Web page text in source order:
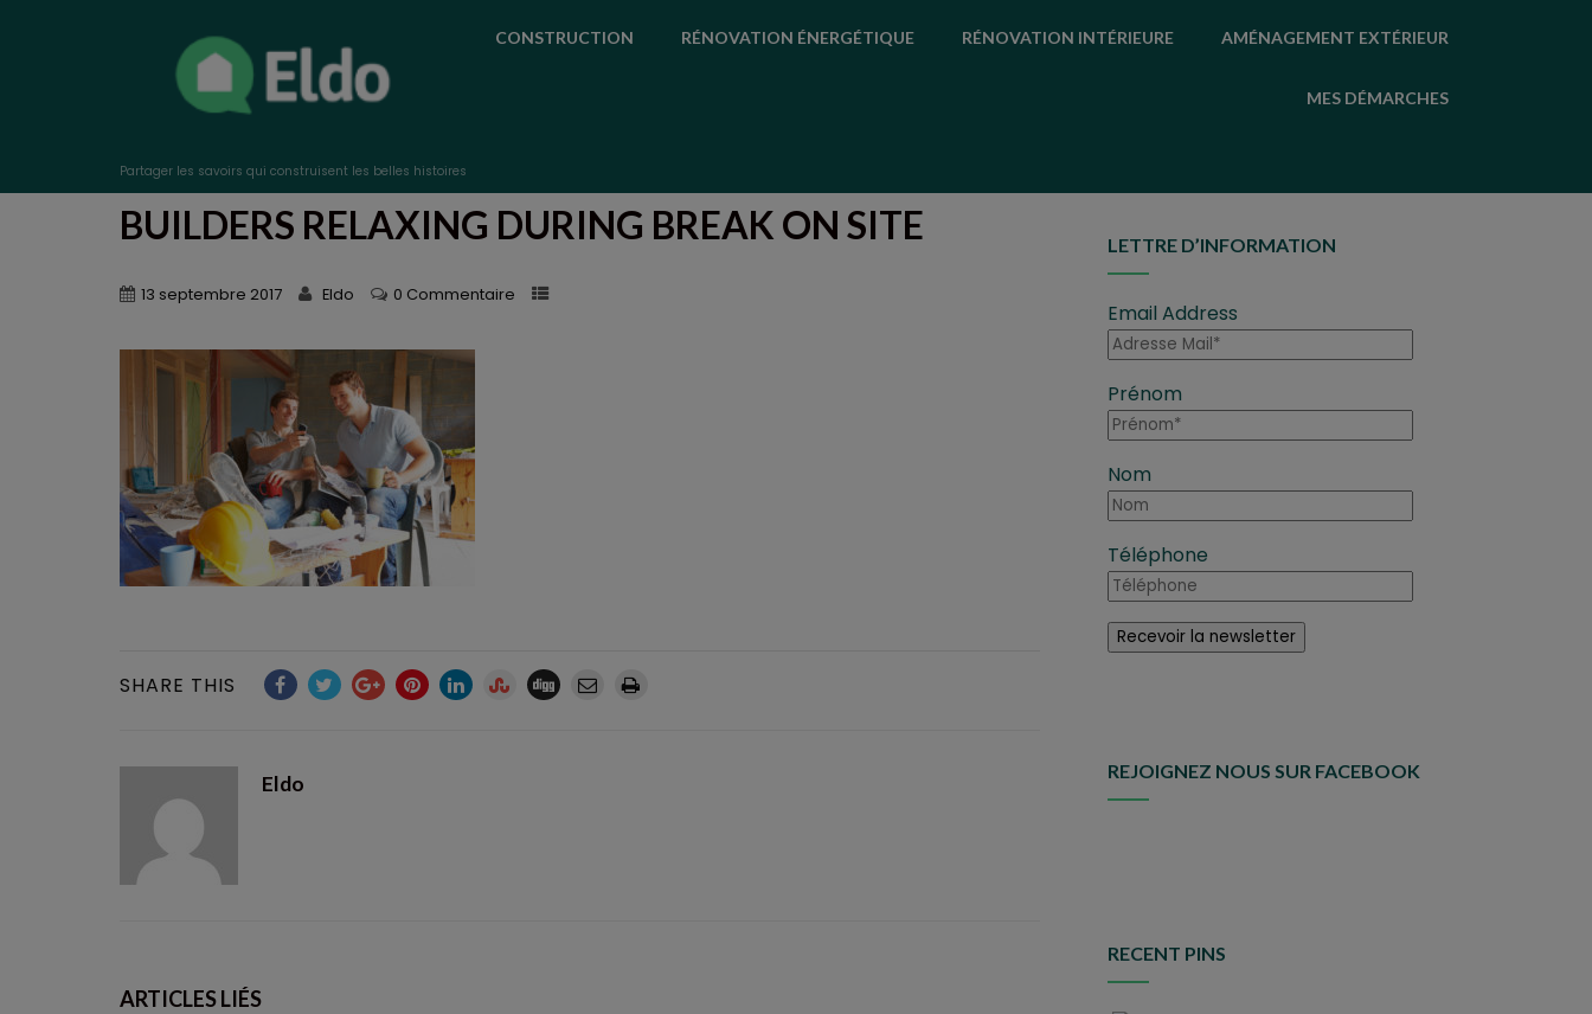
Partager les savoirs qui construisent les belles histoires
CONSTRUCTION RÉNOVATION ÉNERGÉTIQUE RÉNOVATION INTÉRIEURE AMÉNAGEMENT EXTÉRIEUR
MES DÉMARCHES
BUILDERS RELAXING DURING BREAK ON SITE
13 septembre 2017 Eldo 0 Commentaire
SHARE THIS
Eldo
ARTICLES LIÉS
LETTRE D’INFORMATION
Email Address
Prénom
Nom
Téléphone
REJOIGNEZ NOUS SUR FACEBOOK
RECENT PINS